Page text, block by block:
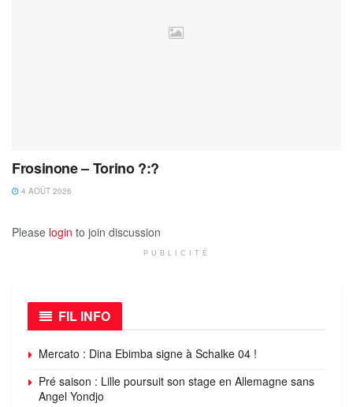
Frosinone – Torino ?:?
4 AOÛT 2026
Please login to join discussion
PUBLICITÉ
FIL INFO
Mercato : Dina Ebimba signe à Schalke 04 !
Pré saison : Lille poursuit son stage en Allemagne sans
Angel Yondjo